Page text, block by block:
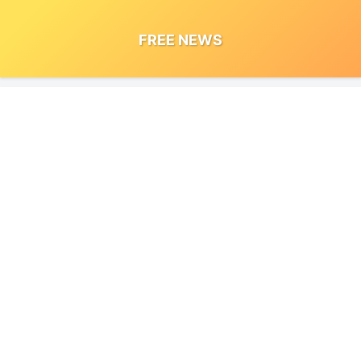
FREE NEWS